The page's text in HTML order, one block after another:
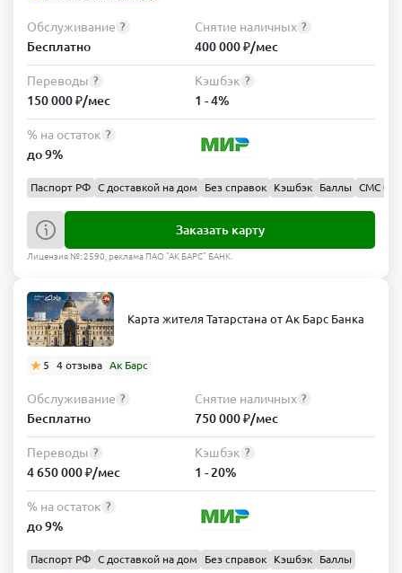
Обслуживание ?
Бесплатно
Снятие наличных ?
400 000 ₽/мес
Переводы ?
150 000 ₽/мес
Кэшбэк ?
1 - 4%
% на остаток ?
до 9%
Паспорт РФ С доставкой на дом Без справок Кэшбэк Баллы СМС 0 ₽
Заказать карту
Лицензия №: 2590, реклама ПАО "АК БАРС" БАНК.
Карта жителя Татарстана от Ак Барс Банка
5 4 отзыва Ак Барс
Обслуживание ?
Бесплатно
Снятие наличных ?
750 000 ₽/мес
Переводы ?
4 650 000 ₽/мес
Кэшбэк ?
1 - 20%
% на остаток ?
до 9%
Паспорт РФ С доставкой на дом Без справок Кэшбэк Баллы